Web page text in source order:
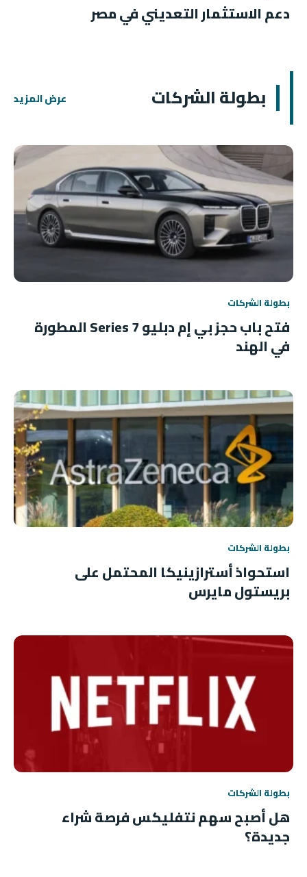
دعم الاستثمار التعديني في مصر
بطولة الشركات عرض المزيد
بطولة الشركات
فتح باب حجز بي إم دبليو 7 Series المطورة
في الهند
بطولة الشركات
استحواذ أسترازينيكا المحتمل على
بريستول مايرس
بطولة الشركات
هل أصبح سهم نتفليكس فرصة شراء
جديدة؟